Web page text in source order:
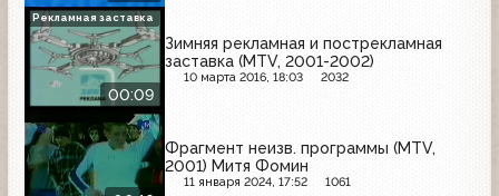
00:09
Зимняя рекламная и пострекламная
заставка (MTV, 2001-2002)
10 марта 2016, 18:03 2032
Рекламная заставка
Фрагмент неизв. программы (MTV,
2001) Митя Фомин
11 января 2024, 17:52 1061